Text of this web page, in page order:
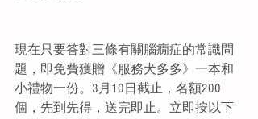
現在只要答對三條有關腦癇症的常識問
題，即免費獲贈《服務犬多多》一本和
小禮物一份。3月10日截止，名額200
個，先到先得，送完即止。立即按以下